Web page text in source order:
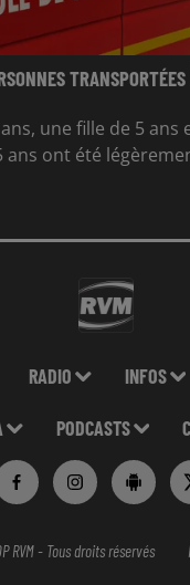
une fille de 5 ans
ans ont été
RADIO INFOS
PODCASTS
RVM - Tous droits réservés